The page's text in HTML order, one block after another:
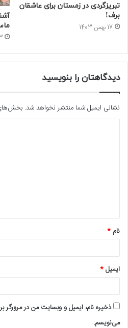
تبریزگردی در زمستان برای عاشقان
برف!
17 بهمن 1403
13
دیدگاهتان را بنویسید
نشانی ایمیل شما منتشر نخواهد شد. بخش‌های
*
نام *
ایمیل*
ذخیره نام، ایمیل و وبسایت من در مرورگر
می‌نویسم.